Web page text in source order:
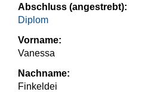
Abschluss (angestrebt):
Diplom
Vorname:
Vanessa
Nachname:
Finkeldei